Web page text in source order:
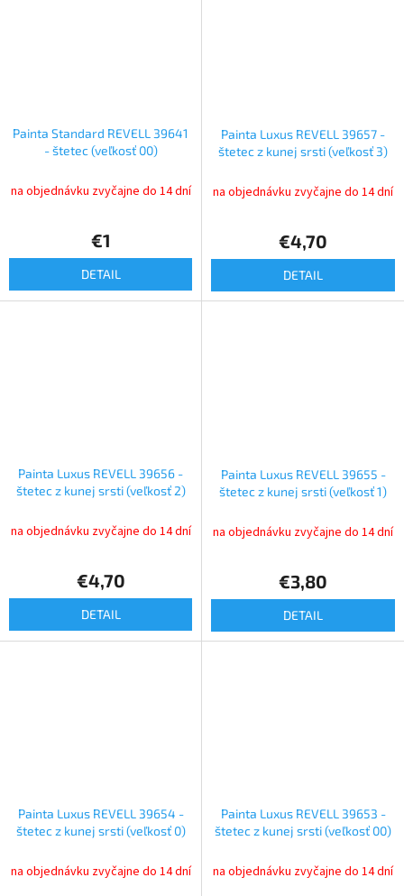
Painta Standard REVELL 39641
- štetec (veľkosť 00)
na objednávku zvyčajne do 14 dní
€1
DETAIL
Painta Luxus REVELL 39657 -
štetec z kunej srsti (veľkosť 3)
na objednávku zvyčajne do 14 dní
€4,70
DETAIL
Painta Luxus REVELL 39656 -
štetec z kunej srsti (veľkosť 2)
na objednávku zvyčajne do 14 dní
€4,70
DETAIL
Painta Luxus REVELL 39655 -
štetec z kunej srsti (veľkosť 1)
na objednávku zvyčajne do 14 dní
€3,80
DETAIL
Painta Luxus REVELL 39654 -
štetec z kunej srsti (veľkosť 0)
na objednávku zvyčajne do 14 dní
Painta Luxus REVELL 39653 -
štetec z kunej srsti (veľkosť 00)
na objednávku zvyčajne do 14 dní